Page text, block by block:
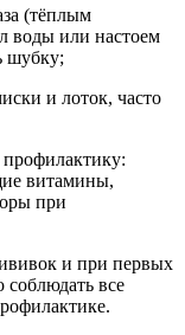
(тёплым
воды или настоем
шубку;
и лоток, часто
витамины,
при
и при первых
соблюдать все